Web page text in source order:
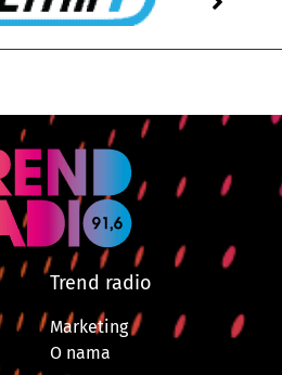
Trend radio
Marketing
O nama